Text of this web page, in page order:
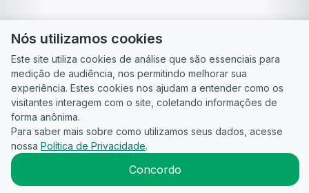
Guia do
Candidato
Para
empresas
Política de
Privacidade
Termos
2026CandidataAI
Nós utilizamos cookies
Este site utiliza cookies de análise que são essenciais para
medição de audiência, nos permitindo melhorar sua
experiência. Estes cookies nos ajudam a entender como os
visitantes interagem com o site, coletando informações de
forma anônima.
Para saber mais sobre como utilizamos seus dados, acesse
nossa Política de Privacidade.
Concordo